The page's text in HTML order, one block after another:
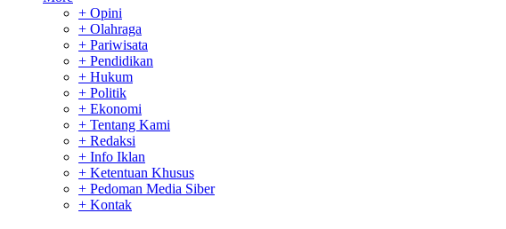
+ Opini
+ Olahraga
+ Pariwisata
+ Pendidikan
+ Hukum
+ Politik
+ Ekonomi
+ Tentang Kami
+ Redaksi
+ Info Iklan
+ Ketentuan Khusus
+ Pedoman Media Siber
+ Kontak